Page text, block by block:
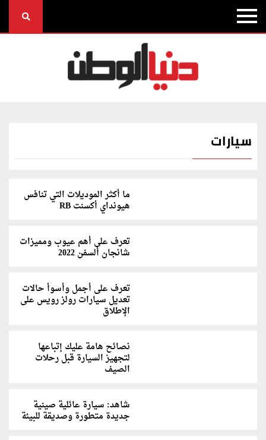
سيارات
ما أكثر الموديلات التي تنافس
هيونداي أكسنت RB
تعرف على أهم عيوب ومميزات
شانجان ألسفن 2022
تعرف على أجمل وأسوأ حالات
تعديل سيارات رولز رويس على
الإطلاق
نصائح هامة عليك إتباعها
لتجهيز السيارة قبل رحلات
الصيف
شاهد: سيارة عائلية صينية
جديدة متطورة وصديقة للبيئة